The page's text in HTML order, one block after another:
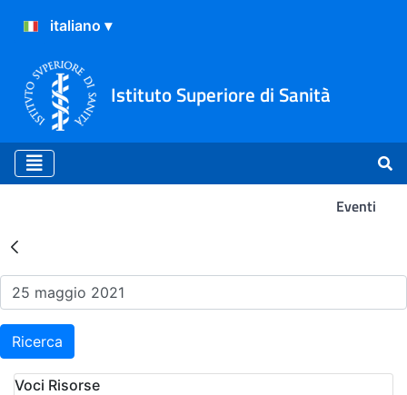
Istituto Superiore di Sanità
Eventi
Risultati della Ricerca -
Ricerca
Voci Risorse